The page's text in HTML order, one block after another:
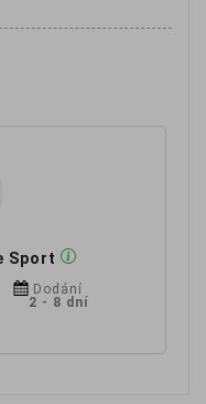
Sport
Dodání
2 - 8 dní